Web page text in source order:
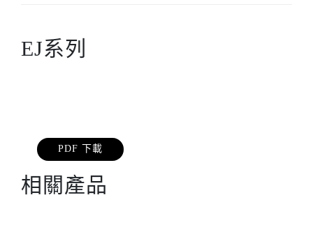
EJ系列
PDF 下載
相關產品